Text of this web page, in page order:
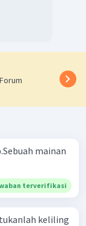
terverifikasi
keliling